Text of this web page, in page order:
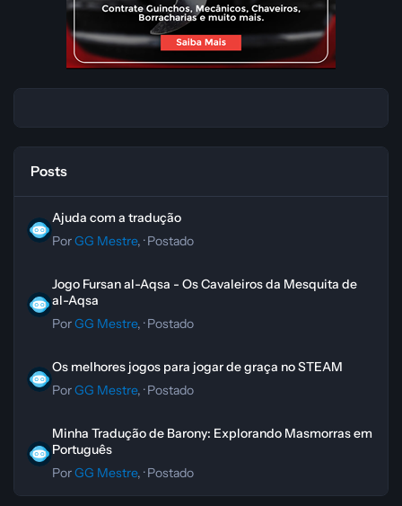
Posts
Ajuda com a tradução
PorGG Mestre, ·Postado
Jogo Fursan al-Aqsa - Os Cavaleiros da Mesquita de
al-Aqsa
PorGG Mestre, ·Postado
Os melhores jogos para jogar de graça no STEAM
PorGG Mestre, ·Postado
Minha Tradução de Barony: Explorando Masmorras em
Português
PorGG Mestre, ·Postado